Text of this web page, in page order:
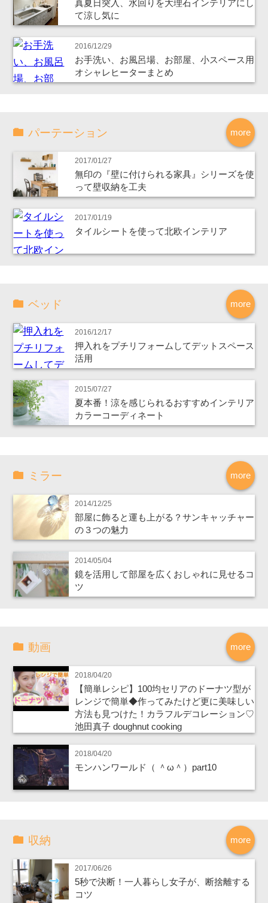
真夏日突入、水回りを大理石インテリアにし
て涼し気に
2016/12/29
お手洗い、お風呂場、お部屋、小スペース用
オシャレヒーターまとめ
more
パーテーション
2017/01/27
無印の『壁に付けられる家具』シリーズを使
って壁収納を工夫
2017/01/19
タイルシートを使って北欧インテリア
more
ベッド
2016/12/17
押入れをプチリフォームしてデットスペース
活用
2015/07/27
夏本番！涼を感じられるおすすめインテリア
カラーコーディネート
more
ミラー
2014/12/25
部屋に飾ると運も上がる？サンキャッチャー
の３つの魅力
2014/05/04
鏡を活用して部屋を広くおしゃれに見せるコ
ツ
more
動画
2018/04/20
【簡単レシピ】100均セリアのドーナツ型が
レンジで簡単◆作ってみたけど更に美味しい
方法も見つけた！カラフルデコレーション♡
池田真子 doughnut cooking
2018/04/20
モンハンワールド（ ＾ω＾）part10
more
収納
2017/06/26
5秒で決断！一人暮らし女子が、断捨離する
コツ